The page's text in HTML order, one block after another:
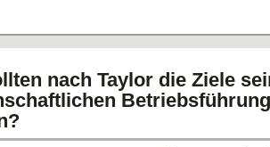
nach Taylor die Ziele